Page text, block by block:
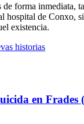
forma inmediata,
hospital de Conxo,
existencia.
historias
en